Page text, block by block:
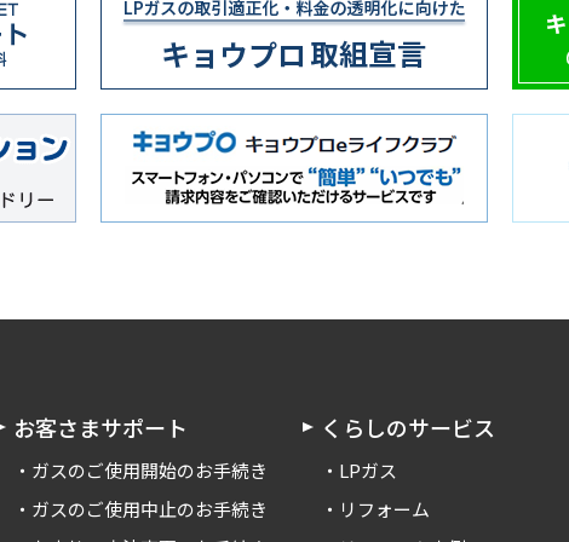
お客さまサポート
ガスのご使用開始のお手続き
ガスのご使用中止のお手続き
くらしのサービス
LPガス
リフォーム